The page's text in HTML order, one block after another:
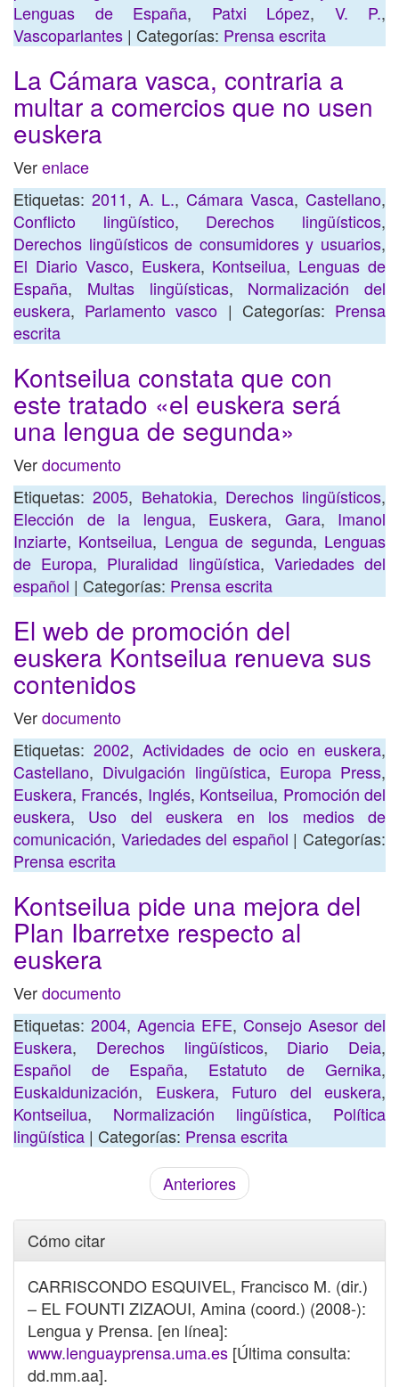
Lenguas de España, Patxi López, V. P.,
Vascoparlantes | Categorías: Prensa escrita
La Cámara vasca, contraria a
multar a comercios que no usen
euskera
Verenlace
Etiquetas: 2011, A. L., Cámara Vasca, Castellano,
Conflicto lingüístico, Derechos lingüísticos,
Derechos lingüísticos de consumidores y usuarios,
El Diario Vasco, Euskera, Kontseilua, Lenguas de
España, Multas lingüísticas, Normalización del
euskera, Parlamento vasco | Categorías: Prensa
escrita
Kontseilua constata que con
este tratado «el euskera será
una lengua de segunda»
Verdocumento
Etiquetas:2005, Behatokia, Derechos lingüísticos,
Elección de la lengua, Euskera, Gara, Imanol
Inziarte, Kontseilua, Lengua de segunda, Lenguas
de Europa, Pluralidad lingüística, Variedades del
español | Categorías: Prensa escrita
El web de promoción del
euskera Kontseilua renueva sus
contenidos
Verdocumento
Etiquetas: 2002, Actividades de ocio en euskera,
Castellano, Divulgación lingüística, Europa Press,
Euskera, Francés, Inglés, Kontseilua, Promoción del
euskera, Uso del euskera en los medios de
comunicación, Variedades del español | Categorías:
Prensa escrita
Kontseilua pide una mejora del
Plan Ibarretxe respecto al
euskera
Verdocumento
Etiquetas: 2004, Agencia EFE, Consejo Asesor del
Euskera, Derechos lingüísticos, Diario Deia,
Español de España, Estatuto de Gernika,
Euskaldunización, Euskera, Futuro del euskera,
Kontseilua, Normalización lingüística, Política
lingüística | Categorías: Prensa escrita
Anteriores
Cómo citar
CARRISCONDO ESQUIVEL, Francisco M. (dir.)
– EL FOUNTI ZIZAOUI, Amina (coord.) (2008-):
Lengua y Prensa. [en línea]:
www.lenguayprensa.uma.es [Última consulta:
dd.mm.aa].